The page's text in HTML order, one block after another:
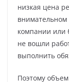
низкая цена
компании или
не вошли
выполнить
Поэтому